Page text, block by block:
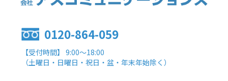
0120-864-059
【受付時間】 9:00～18:00
（土曜日・日曜日・祝日・盆・年末年始除く）